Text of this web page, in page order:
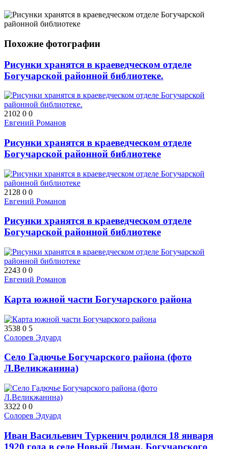
Похожие фотографии
Рисунки хранятся в краеведческом отделе
Богучарской районной библиотеке.
2102 0 0
Евгений Романов
Рисунки хранятся в краеведческом отделе
Богучарской районной библиотеке
2128 0 0
Евгений Романов
Рисунки хранятся в краеведческом отделе
Богучарской районной библиотеке
2243 0 0
Евгений Романов
Карта южной части Богучарского района
3538 0 5
Солорев Эдуард
Село Гадючье Богучарского района (фото
Л.Великжанина)
3322 0 0
Солорев Эдуард
Иван Васильевич Туркенич родился 18 января
1920 года в селе Новый Лиман, Богучарского